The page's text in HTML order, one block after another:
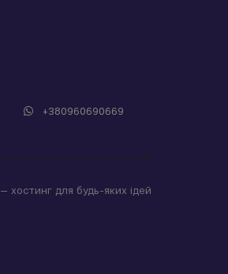
+380960690669
— хостинг для будь-яких ідей